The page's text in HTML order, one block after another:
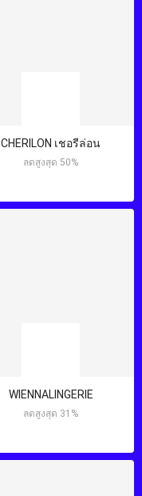
CHERILON เชอรีล่อน
ลดสูงสุด 50%
WIENNALINGERIE
ลดสูงสุด 31%